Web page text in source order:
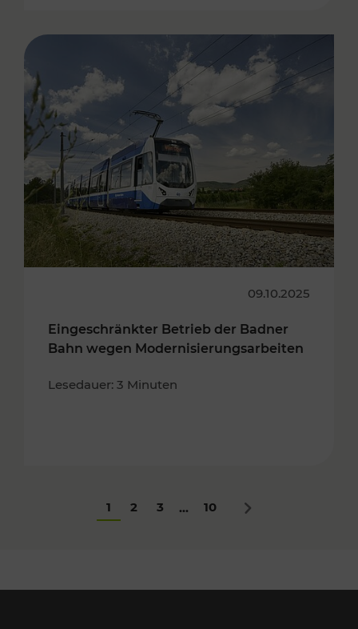
09.10.2025
Eingeschränkter Betrieb der Badner
Bahn wegen Modernisierungsarbeiten
Lesedauer: 3 Minuten
1 2 3 ... 10 Nächstes